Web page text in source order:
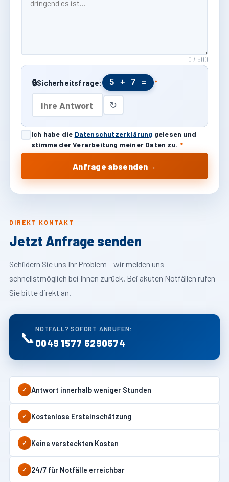
DIREKT KONTAKT
Jetzt Anfrage senden
Schildern Sie uns Ihr Problem – wir melden uns
schnellstmöglich bei Ihnen zurück. Bei akuten Notfällen rufen
Sie bitte direkt an.
📞 NOTFALL? SOFORT ANRUFEN:
0049 1577 6290674
✓ Antwort innerhalb weniger Stunden
✓ Kostenlose Ersteinschätzung
✓ Keine versteckten Kosten
✓ 24/7 für Notfälle erreichbar
0 / 500
🔒Sicherheitsfrage: 5 + 7 = *
↻
Ich habe die Datenschutzerklärung gelesen und
stimme der Verarbeitung meiner Daten zu. *
Anfrage absenden →